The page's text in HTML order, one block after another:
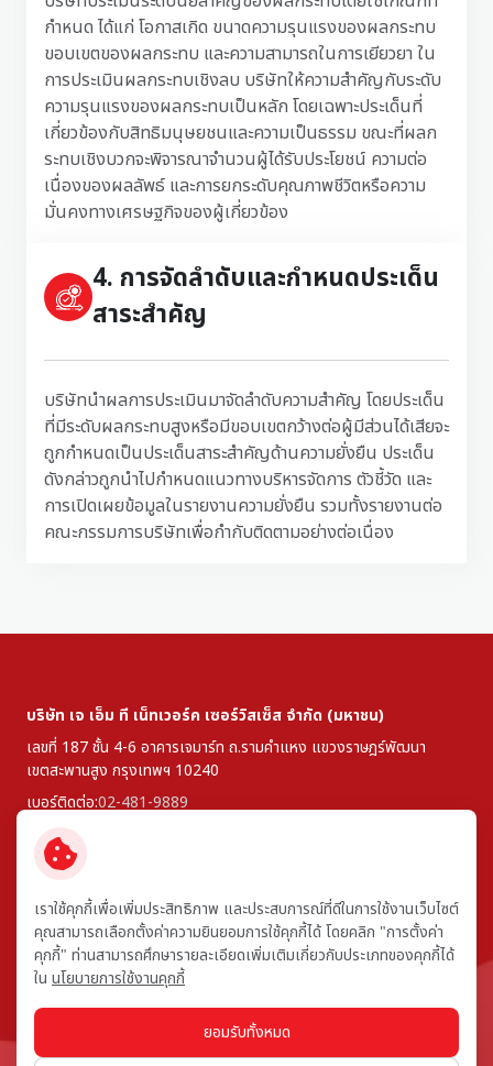
กำหนด ได้แก่ โอกาสเกิด ขนาดความรุนแรงของผลกระทบ
ขอบเขตของผลกระทบ และความสามารถในการเยียวยา ใน
การประเมินผลกระทบเชิงลบ บริษัทให้ความสำคัญกับระดับ
ความรุนแรงของผลกระทบเป็นหลัก โดยเฉพาะประเด็นที่
เกี่ยวข้องกับสิทธิมนุษยชนและความเป็นธรรม ขณะที่ผลก
ระทบเชิงบวกจะพิจารณาจำนวนผู้ได้รับประโยชน์ ความต่อ
เนื่องของผลลัพธ์ และการยกระดับคุณภาพชีวิตหรือความ
มั่นคงทางเศรษฐกิจของผู้เกี่ยวข้อง
4. การจัดลำดับและกำหนดประเด็น
สาระสำคัญ
บริษัทนำผลการประเมินมาจัดลำดับความสำคัญ โดยประเด็น
ที่มีระดับผลกระทบสูงหรือมีขอบเขตกว้างต่อผู้มีส่วนได้เสียจะ
ถูกกำหนดเป็นประเด็นสาระสำคัญด้านความยั่งยืน ประเด็น
ดังกล่าวถูกนำไปกำหนดแนวทางบริหารจัดการ ตัวชี้วัด และ
การเปิดเผยข้อมูลในรายงานความยั่งยืน รวมทั้งรายงานต่อ
คณะกรรมการบริษัทเพื่อกำกับติดตามอย่างต่อเนื่อง
บริษัท เจ เอ็ม ที เน็ทเวอร์ค เซอร์วิสเซ็ส จำกัด (มหาชน)
เลขที่ 187 ชั้น 4-6 อาคารเจมาร์ท ถ.รามคำแหง แขวงราษฎร์พัฒนา
เขตสะพานสูง กรุงเทพฯ 10240
เบอร์ติดต่อ:02-481-9889
โทรสาร:
ติดตามเรา:
© สงวนลิขสิทธิ์ พ.ศ. 2569 บริษัท เจ เอ็ม ที เน็ทเวอร์ค เซอร์วิสเซ็ส จำกัด
(มหาชน)
ข้อกำหนดและเงื่อนไข
คำร้องขอใช้สิทธิของเจ้าของข้อมูลส่วนบุคคล
เราใช้คุกกี้เพื่อเพิ่มประสิทธิภาพ และประสบการณ์ที่ดีในการใช้งานเว็บไซต์
คุณสามารถเลือกตั้งค่าความยินยอมการใช้คุกกี้ได้ โดยคลิก "การตั้งค่า
คุกกี้" ท่านสามารถศึกษารายละเอียดเพิ่มเติมเกี่ยวกับประเภทของคุกกี้ได้
ใน นโยบายการใช้งานคุกกี้
ยอมรับทั้งหมด